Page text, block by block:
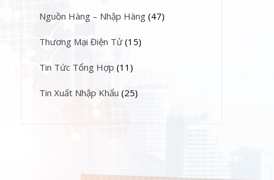
Nguồn Hàng – Nhập Hàng(47)
Thương Mại Điện Tử(15)
Tin Tức Tổng Hợp (11)
Tin Xuất Nhập Khẩu (25)